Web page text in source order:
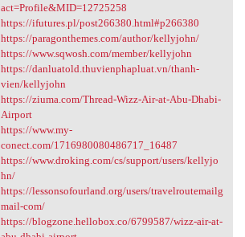
act=Profile&MID=12725258
https://ifutures.pl/post266380.html#p266380
https://paragonthemes.com/author/kellyjohn/
https://www.sqwosh.com/member/kellyjohn
https://danluatold.thuvienphapluat.vn/thanh-
vien/kellyjohn
https://ziuma.com/Thread-Wizz-Air-at-Abu-Dhabi-
Airport
https://www.my-
conect.com/1716980080486717_16487
https://www.droking.com/cs/support/users/kellyjo
hn/
https://lessonsofourland.org/users/travelroutemailg
mail-com/
https://blogzone.hellobox.co/6799587/wizz-air-at-